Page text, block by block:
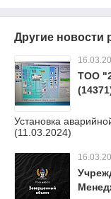
Другие новости
ТОО
Установка
(11.03.2024)